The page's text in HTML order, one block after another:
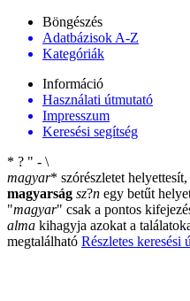
Böngészés
Adatbázisok A-Z
Kategóriák
Információ
Használati útmutató
Impresszum
Keresési segítség
* ? " - \
magyar* szórészletet
magyarság sz?n egy betűt
"magyar" csak a pontos
alma kihagyja azokat a
megtalálható Részletes keresési